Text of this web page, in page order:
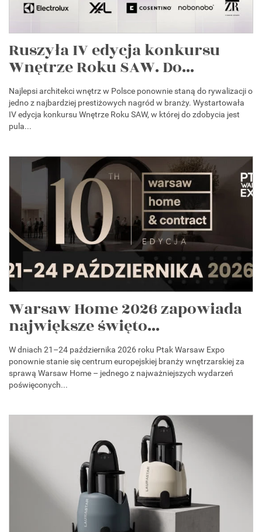
Ruszyła IV edycja konkursu
Wnętrze Roku SAW. Do...
Najlepsi architekci wnętrz w Polsce ponownie staną do rywalizacji o
jedno z najbardziej prestiżowych nagród w branży. Wystartowała
IV edycja konkursu Wnętrze Roku SAW, w której do zdobycia jest
pula...
Warsaw Home 2026 zapowiada
największe święto...
W dniach 21–24 października 2026 roku Ptak Warsaw Expo
ponownie stanie się centrum europejskiej branży wnętrzarskiej za
sprawą Warsaw Home – jednego z najważniejszych wydarzeń
poświęconych...